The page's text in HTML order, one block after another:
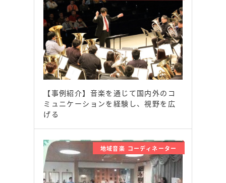
【事例紹介】音楽を通じて国内外のコ
ミュニケーションを経験し、視野を広
げる
地域音楽 コーディネーター